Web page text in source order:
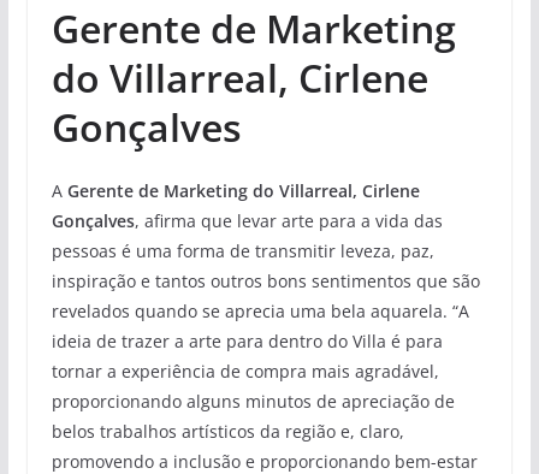
Gerente de Marketing
do Villarreal, Cirlene
Gonçalves
A Gerente de Marketing do Villarreal, Cirlene
Gonçalves, afirma que levar arte para a vida das
pessoas é uma forma de transmitir leveza, paz,
inspiração e tantos outros bons sentimentos que são
revelados quando se aprecia uma bela aquarela. “A
ideia de trazer a arte para dentro do Villa é para
tornar a experiência de compra mais agradável,
proporcionando alguns minutos de apreciação de
belos trabalhos artísticos da região e, claro,
promovendo a inclusão e proporcionando bem-estar